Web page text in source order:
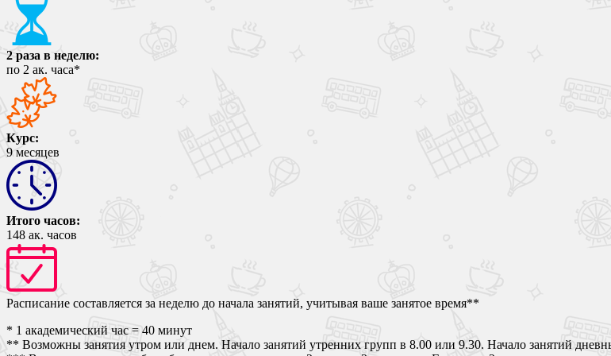
2 раза в неделю:
по 2 ак. часа*
Курс:
9 месяцев
Итого часов:
148 ак. часов
Расписание составляется за неделю до начала занятий, учитывая ваше занятое время**
* 1 академический час = 40 минут
** Возможны занятия утром или днем. Начало занятий утренних групп в 8.00 или 9.30. Начало занятий